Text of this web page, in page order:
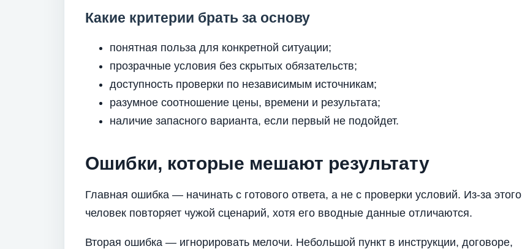
Какие критерии брать за основу
понятная польза для конкретной ситуации;
прозрачные условия без скрытых обязательств;
доступность проверки по независимым источникам;
разумное соотношение цены, времени и результата;
наличие запасного варианта, если первый не подойдет.
Ошибки, которые мешают результату
Главная ошибка — начинать с готового ответа, а не с проверки условий. Из-за этого
человек повторяет чужой сценарий, хотя его вводные данные отличаются.
Вторая ошибка — игнорировать мелочи. Небольшой пункт в инструкции, договоре,